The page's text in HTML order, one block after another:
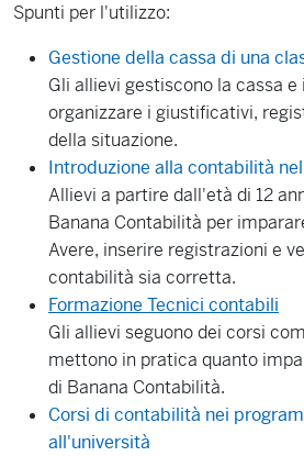
Spunti per l'utilizzo:
Gestione della cassa di una
Gli allievi gestiscono la cassa
organizzare i giustificativi,
della situazione.
Introduzione alla contabilità
Allievi a partire dall'età di 12
Banana Contabilità per
Avere, inserire registrazioni e
contabilità sia corretta.
Formazione Tecnici contabili
Gli allievi seguono dei corsi
mettono in pratica quanto
di Banana Contabilità.
Corsi di contabilità nei
all'università